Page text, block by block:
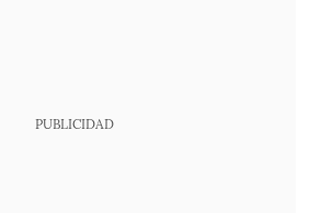
PUBLICIDAD